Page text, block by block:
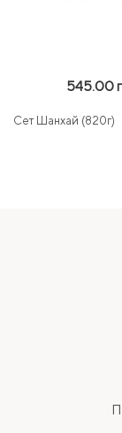
545.00
Сет Шанхай (820г)